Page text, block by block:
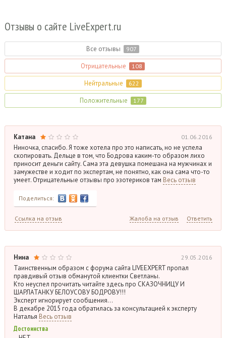
Отзывы о сайте LiveExpert.ru
Все отзывы 907
Отрицательные 108
Нейтральные 622
Положительные 177
Катана 01.06.2016
Ниночка, спасибо. Я тоже хотела про это написать, но не успела
скопировать. Дельце в том, что Бодрова каким-то образом лихо
приносит деньги сайту. Сама эта девушка помешана на мужчинах и
замужестве и ходит по экспертам, не понятно, как она сама что-то
умеет. Отрицательные отзывы про эзотериков там Весь отзыв
Поделиться:
Ссылка на отзыв Жалоба на отзыв Ответить
Нина 29.05.2016
Таинственным образом с форума сайта LIVEEXPERT пропал
правдивый отзыв обманутой клиентки Светланы.
Кто неуспел прочитать читайте здесь про СКАЗОЧНИЦУ И
ШАРЛАТАНКУ БЕЛОУСОВУ БОДРОВУ!!!
Эксперт игнорирует сообщения…
В декабре 2015 года обратилась за консультацией к эксперту
Наталья Весь отзыв
Достоинства